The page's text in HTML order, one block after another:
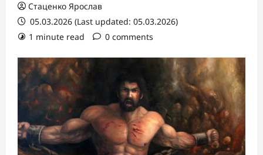
Стаценко Ярослав
05.03.2026 (Last updated: 05.03.2026)
1 minute read
0 comments